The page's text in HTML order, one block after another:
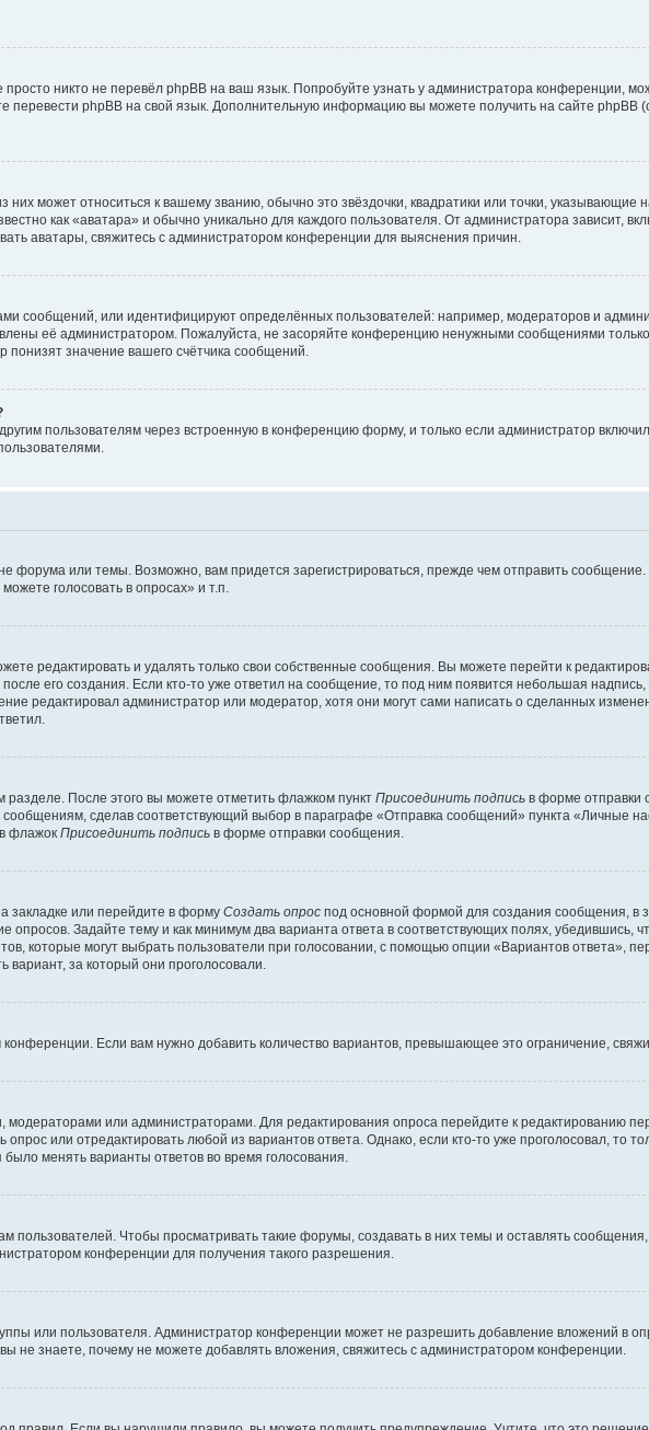
никто не перевёл phpBB на ваш язык. Попробуйте узнать у администратора конференции,
перевести phpBB на свой язык. Дополнительную информацию вы можете получить на сайте phpBB
может относиться к вашему званию, обычно это звёздочки, квадратики или точки, указывающие
как «аватара» и обычно уникально для каждого пользователя. От администратора зависит,
аватары, свяжитесь с администратором конференции для выяснения причин.
сообщений, или идентифицируют определённых пользователей: например, модераторов и
её администратором. Пожалуйста, не засоряйте конференцию ненужными сообщениями только
значение вашего счётчика сообщений.
пользователям через встроенную в конференцию форму, и только если администратор
форума или темы. Возможно, вам придется зарегистрироваться, прежде чем отправить
голосовать в опросах» и т.п.
редактировать и удалять только свои собственные сообщения. Вы можете перейти к
его создания. Если кто-то уже ответил на сообщение, то под ним появится небольшая надпись,
редактировал администратор или модератор, хотя они могут сами написать о сделанных
После этого вы можете отметить флажком пункт Присоединить подпись в форме отправки
сделав соответствующий выбор в параграфе «Отправка сообщений» пункта «Личные
флажок Присоединить подпись в форме отправки сообщения.
закладке или перейдите в форму Создать опрос под основной формой для создания сообщения, в
Задайте тему и как минимум два варианта ответа в соответствующих полях, убедившись,
которые могут выбрать пользователи при голосовании, с помощью опции «Вариантов ответа»,
за который они проголосовали.
Если вам нужно добавить количество вариантов, превышающее это ограничение,
модераторами или администраторами. Для редактирования опроса перейдите к редактированию
или отредактировать любой из вариантов ответа. Однако, если кто-то уже проголосовал, то
менять варианты ответов во время голосования.
Чтобы просматривать такие форумы, создавать в них темы и оставлять
конференции для получения такого разрешения.
или пользователя. Администратор конференции может не разрешить добавление вложений в
не знаете, почему не можете добавлять вложения, свяжитесь с администратором конференции.